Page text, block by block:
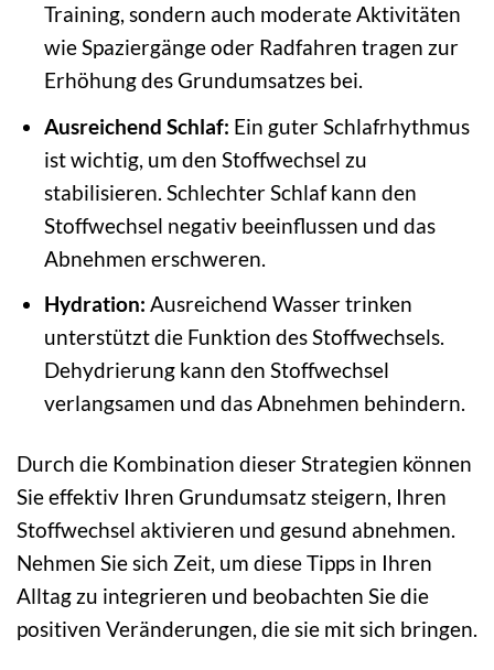
Training, sondern auch moderate Aktivitäten
wie Spaziergänge oder Radfahren tragen zur
Erhöhung des Grundumsatzes bei.
Ausreichend Schlaf: Ein guter Schlafrhythmus
ist wichtig, um den Stoffwechsel zu
stabilisieren. Schlechter Schlaf kann den
Stoffwechsel negativ beeinflussen und das
Abnehmen erschweren.
Hydration: Ausreichend Wasser trinken
unterstützt die Funktion des Stoffwechsels.
Dehydrierung kann den Stoffwechsel
verlangsamen und das Abnehmen behindern.
Durch die Kombination dieser Strategien können
Sie effektiv Ihren Grundumsatz steigern, Ihren
Stoffwechsel aktivieren und gesund abnehmen.
Nehmen Sie sich Zeit, um diese Tipps in Ihren
Alltag zu integrieren und beobachten Sie die
positiven Veränderungen, die sie mit sich bringen.